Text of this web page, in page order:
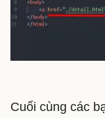
Cuối cùng các